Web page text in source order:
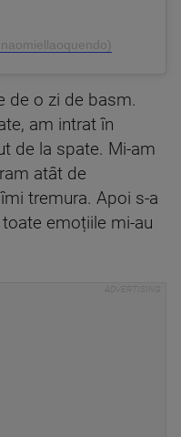
de o zi de basm.
am intrat în
de la spate. Mi-am
atât de
tremura. Apoi s-a
emoțiile mi-au